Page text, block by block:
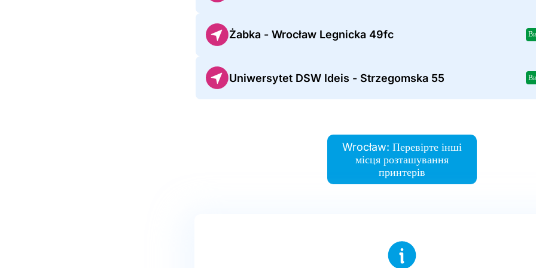
Żabka - Wrocław Legnicka 49fc
Uniwersytet DSW Ideis - Strzegomska 55
Wrocław: Перевірте інші
місця розташування
принтерів